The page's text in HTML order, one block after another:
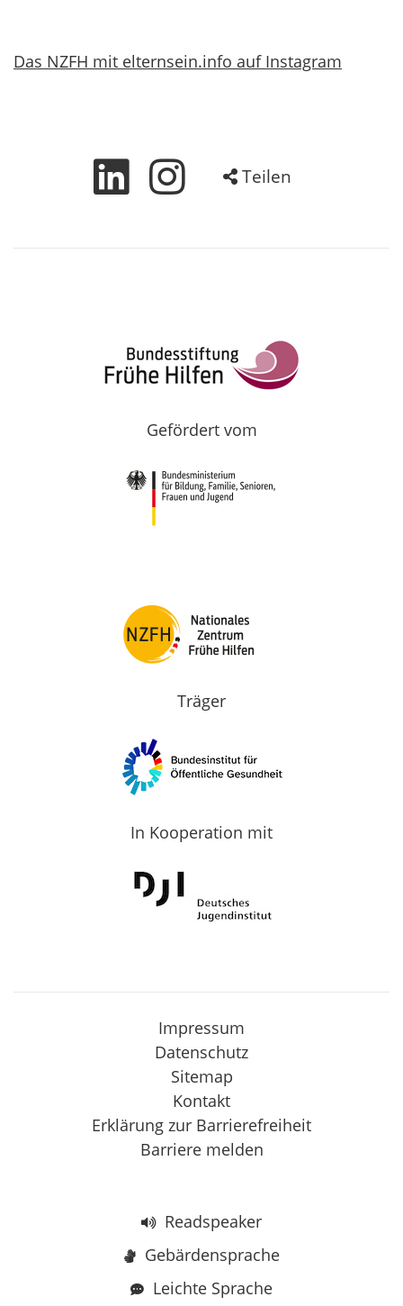
Das NZFH mit elternsein.info auf Instagram
Teilen
Gefördert vom
Träger
In Kooperation mit
Impressum
Datenschutz
Sitemap
Kontakt
Erklärung zur Barrierefreiheit
Barriere melden
Readspeaker
Gebärdensprache
Leichte Sprache